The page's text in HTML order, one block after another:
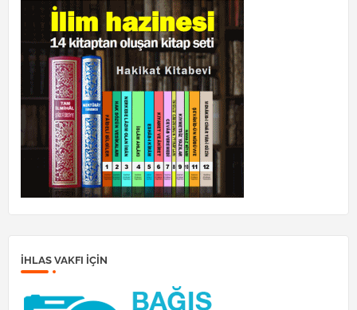
İHLAS VAKFI IÇIN